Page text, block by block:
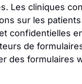
Les cliniques
sur les
confidentielles
de
des formulaires